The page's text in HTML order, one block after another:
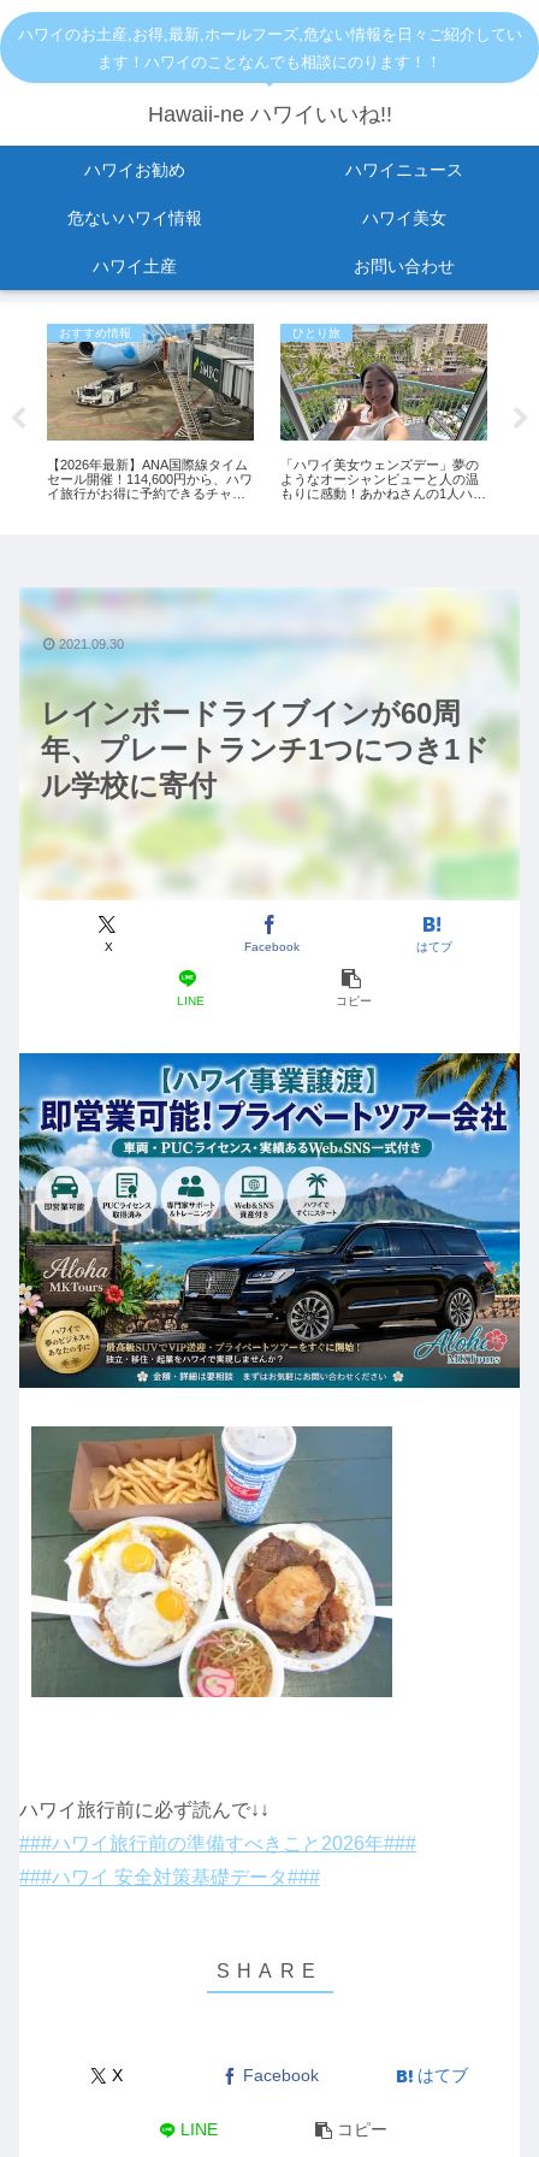
ハワイのお土産,お得,最新,ホールフーズ,危ない情報を日々ご紹介してい
ます！ハワイのことなんでも相談にのります！！
Hawaii-ne ハワイいいね!!
ハワイお勧め ハワイニュース
危ないハワイ情報 ハワイ美女
ハワイ土産 お問い合わせ
おすすめ情報
【2026年最新】ANA国際線タイム
セール開催！114,600円から、ハワ
イ旅行がお得に予約できるチャン
ひとり旅
「ハワイ美女ウェンズデー」夢の
ようなオーシャンビューと人の温
もりに感動！あかねさんの1人ハワ
レインボードライブインが60周
年、プレートランチ1つにつき1ド
ル学校に寄付
X Facebook はてブ
LINE コピー
2021.09.30
ハワイ旅行前に必ず読んで↓↓
###ハワイ旅行前の準備すべきこと2026年###
###ハワイ 安全対策基礎データ###
X Facebook はてブ
LINE コピー